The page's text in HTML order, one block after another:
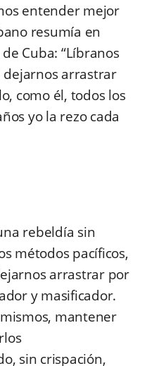
entender mejor
resumía en
Cuba: “Líbranos
dejarnos arrastrar
como él, todos los
yo la rezo cada
rebeldía sin
métodos pacíficos,
arrastrar por
y masificador.
mantener
sin crispación,